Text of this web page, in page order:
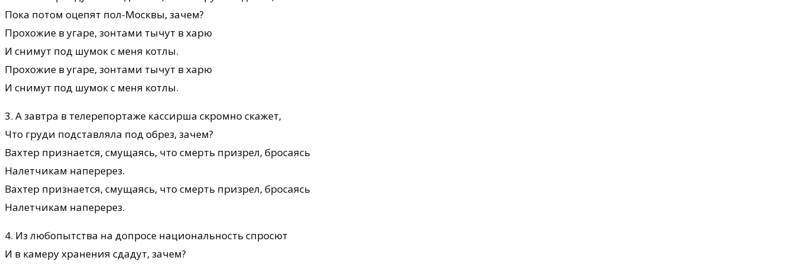
Пока потом оцепят пол-Москвы, зачем?
Прохожие в угаре, зонтами тычут в харю
И снимут под шумок с меня котлы.
Прохожие в угаре, зонтами тычут в харю
И снимут под шумок с меня котлы.
3. А завтра в телерепортаже кассирша скромно скажет,
Что груди подставляла под обрез, зачем?
Вахтер признается, смущаясь, что смерть призрел, бросаясь
Налетчикам наперерез.
Вахтер признается, смущаясь, что смерть призрел, бросаясь
Налетчикам наперерез.
4. Из любопытства на допросе национальность спросют
И в камеру хранения сдадут, зачем?